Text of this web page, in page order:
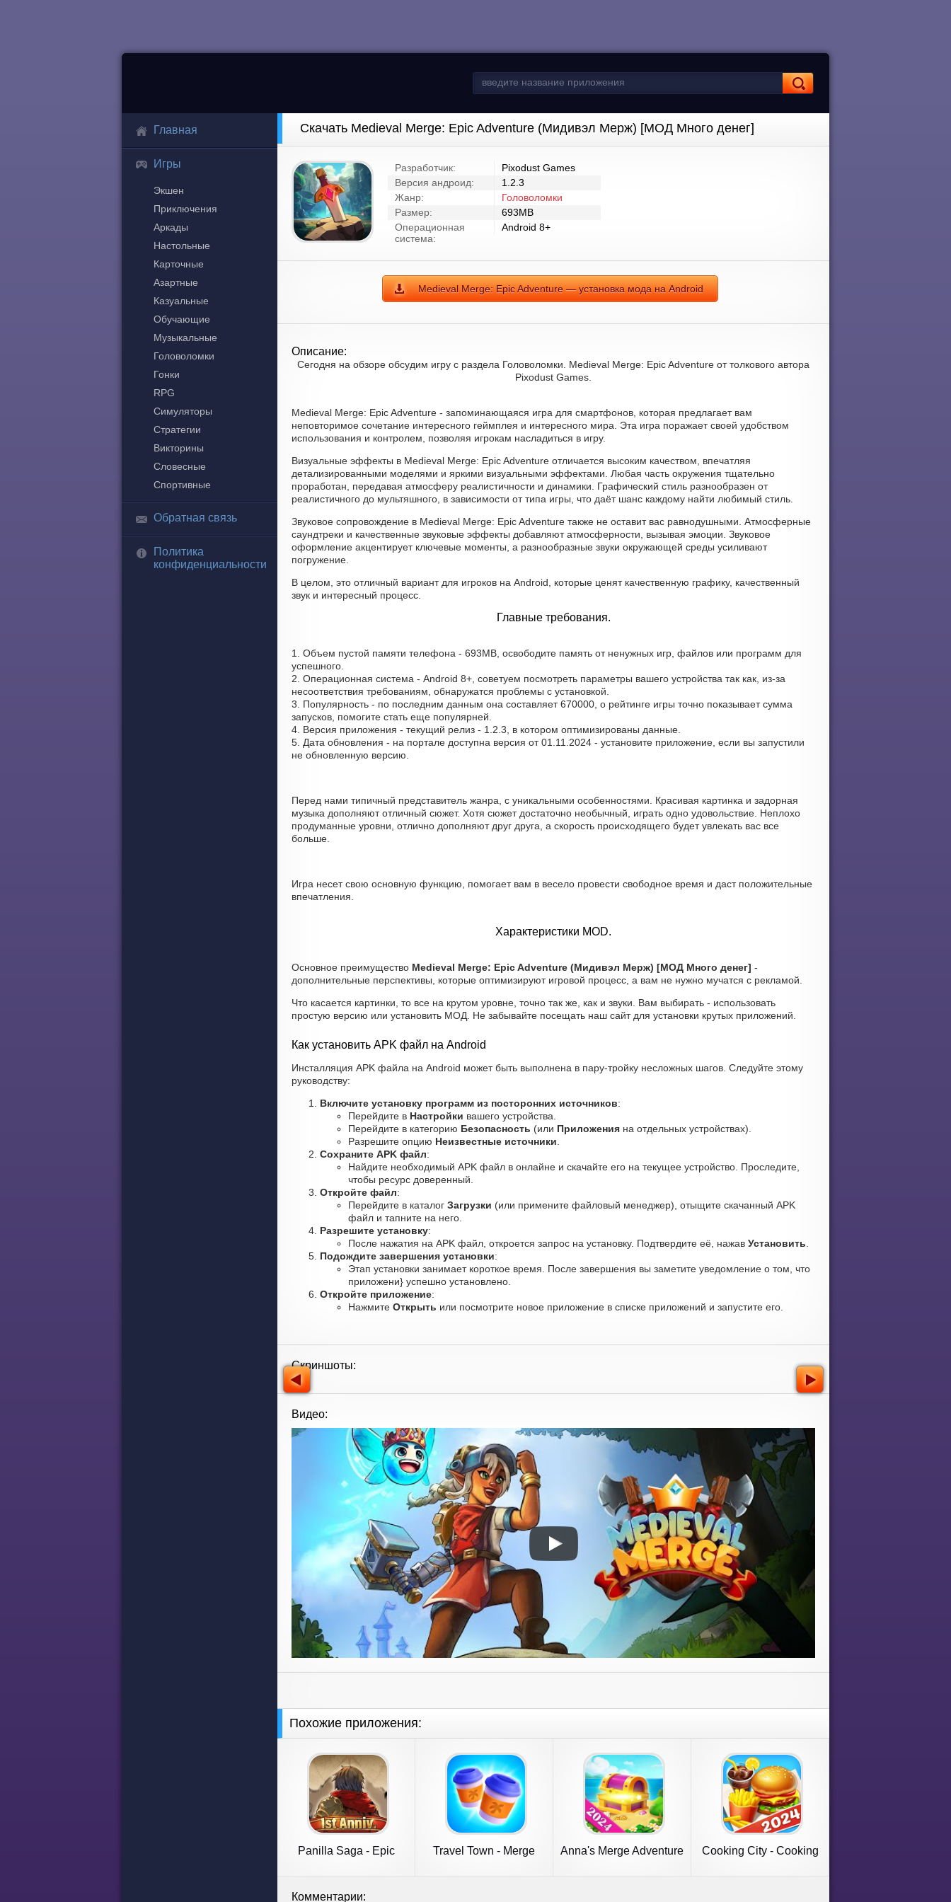
Главная
Игры
Экшен
Приключения
Аркады
Настольные
Карточные
Азартные
Казуальные
Обучающие
Музыкальные
Головоломки
Гонки
RPG
Симуляторы
Стратегии
Викторины
Словесные
Спортивные
Обратная связь
Политика
конфиденциальности
Скачать Medieval Merge: Epic Adventure (Мидивэл Мерж) [МОД Много денег]
Разработчик:
Pixodust Games
Версия андроид:
1.2.3
Жанр:
Головоломки
Размер:
693MB
Операционная
система:
Android 8+
Medieval Merge: Epic Adventure — установка мода на Android
Описание:
Сегодня на обзоре обсудим игру с раздела Головоломки. Medieval Merge: Epic Adventure от толкового автора
Pixodust Games.
Medieval Merge: Epic Adventure - запоминающаяся игра для смартфонов, которая предлагает вам
неповторимое сочетание интересного геймплея и интересного мира. Эта игра поражает своей удобством
использования и контролем, позволяя игрокам насладиться в игру.
Визуальные эффекты в Medieval Merge: Epic Adventure отличается высоким качеством, впечатляя
детализированными моделями и яркими визуальными эффектами. Любая часть окружения тщательно
проработан, передавая атмосферу реалистичности и динамики. Графический стиль разнообразен от
реалистичного до мультяшного, в зависимости от типа игры, что даёт шанс каждому найти любимый стиль.
Звуковое сопровождение в Medieval Merge: Epic Adventure также не оставит вас равнодушными. Атмосферные
саундтреки и качественные звуковые эффекты добавляют атмосферности, вызывая эмоции. Звуковое
оформление акцентирует ключевые моменты, а разнообразные звуки окружающей среды усиливают
погружение.
В целом, это отличный вариант для игроков на Android, которые ценят качественную графику, качественный
звук и интересный процесс.
Главные требования.
1. Объем пустой памяти телефона - 693MB, освободите память от ненужных игр, файлов или программ для
успешного.
2. Операционная система - Android 8+, советуем посмотреть параметры вашего устройства так как, из-за
несоответствия требованиям, обнаружатся проблемы с установкой.
3. Популярность - по последним данным она составляет 670000, о рейтинге игры точно показывает сумма
запусков, помогите стать еще популярней.
4. Версия приложения - текущий релиз - 1.2.3, в котором оптимизированы данные.
5. Дата обновления - на портале доступна версия от 01.11.2024 - установите приложение, если вы запустили
не обновленную версию.
Перед нами типичный представитель жанра, с уникальными особенностями. Красивая картинка и задорная
музыка дополняют отличный сюжет. Хотя сюжет достаточно необычный, играть одно удовольствие. Неплохо
продуманные уровни, отлично дополняют друг друга, а скорость происходящего будет увлекать вас все
больше.
Игра несет свою основную функцию, помогает вам в весело провести свободное время и даст положительные
впечатления.
Характеристики MOD.
Основное преимущество Medieval Merge: Epic Adventure (Мидивэл Мерж) [МОД Много денег] -
дополнительные перспективы, которые оптимизируют игровой процесс, а вам не нужно мучатся с рекламой.
Что касается картинки, то все на крутом уровне, точно так же, как и звуки. Вам выбирать - использовать
простую версию или установить МОД. Не забывайте посещать наш сайт для установки крутых приложений.
Как установить APK файл на Android
Инсталляция APK файла на Android может быть выполнена в пару-тройку несложных шагов. Следуйте этому
руководству:
Включите установку программ из посторонних источников:
Перейдите в Настройки вашего устройства.
Перейдите в категорию Безопасность (или Приложения на отдельных устройствах).
Разрешите опцию Неизвестные источники
Сохраните APK файл:
Найдите необходимый APK файл в онлайне и скачайте его на текущее устройство. Проследите,
чтобы ресурс доверенный.
Откройте файл:
Перейдите в каталог Загрузки (или примените файловый менеджер), отыщите скачанный APK
файл и тапните на него.
Разрешите установку:
После нажатия на APK файл, откроется запрос на установку. Подтвердите её, нажав Установить
Подождите завершения установки:
Этап установки занимает короткое время. После завершения вы заметите уведомление о том, что
приложени} успешно установлено.
Откройте приложение:
Нажмите Открыть или посмотрите новое приложение в списке приложений и запустите его.
Скриншоты:
Видео:
Похожие приложения:
Panilla Saga - Epic
Travel Town - Merge
Anna's Merge Adventure
Cooking City - Cooking
Комментарии: